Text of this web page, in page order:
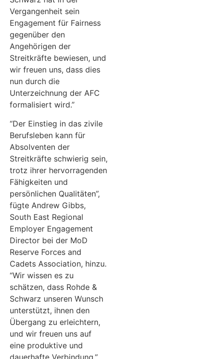
Vergangenheit sein
Engagement für Fairness
gegenüber den
Angehörigen der
Streitkräfte bewiesen, und
wir freuen uns, dass dies
nun durch die
Unterzeichnung der AFC
formalisiert wird.”
“Der Einstieg in das zivile
Berufsleben kann für
Absolventen der
Streitkräfte schwierig sein,
trotz ihrer hervorragenden
Fähigkeiten und
persönlichen Qualitäten”,
fügte Andrew Gibbs,
South East Regional
Employer Engagement
Director bei der MoD
Reserve Forces and
Cadets Association, hinzu.
“Wir wissen es zu
schätzen, dass Rohde &
Schwarz unseren Wunsch
unterstützt, ihnen den
Übergang zu erleichtern,
und wir freuen uns auf
eine produktive und
dauerhafte Verbindung.”